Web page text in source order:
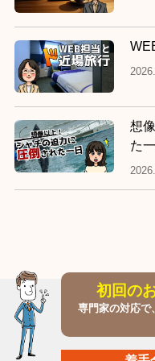
想
た
初回の
専門家の対応で